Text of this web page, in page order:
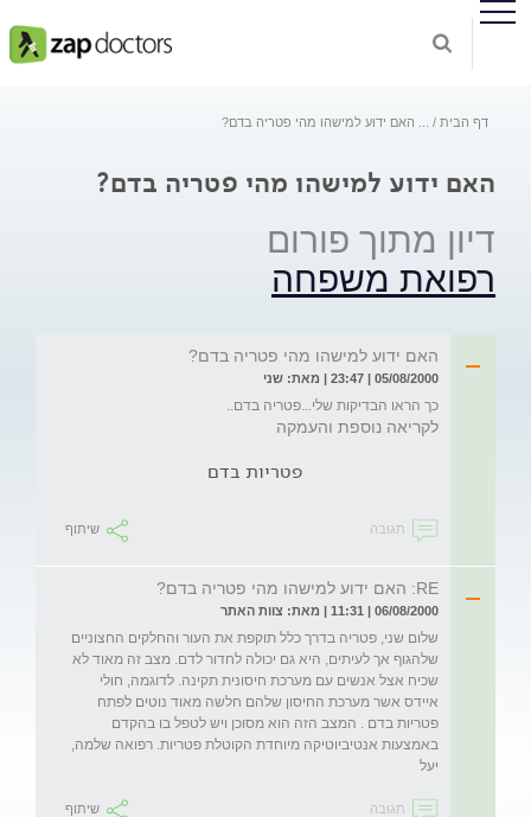
דף הבית האם ידוע למישהו מהי פטריה בדם?
האם ידוע למישהו מהי פטריה בדם?
דיון מתוך פורום
רפואת משפחה
האם ידוע למישהו מהי פטריה בדם?
05/08/2000 | 23:47 | מאת: שני
כך הראו הבדיקות שלי...פטריה בדם..
לקריאה נוספת והעמקה
פטריות בדם
תגובה שיתוף
RE: האם ידוע למישהו מהי פטריה בדם?
06/08/2000 | 11:31 | מאת: צוות האתר
שלום שני, פטריה בדרך כלל תוקפת את העור והחלקים החצוניים
שלהגוף אך לעיתים, היא גם יכולה לחדור לדם. מצב זה מאוד לא
שכיח אצל אנשים עם מערכת חיסונית תקינה. לדוגמה, חולי
איידס אשר מערכת החיסון שלהם חלשה מאוד נוטים לפתח
פטריות בדם . המצב הזה הוא מסוכן ויש לטפל בו בהקדם
באמצעות אנטיביוטיקה מיוחדת הקוטלת פטריות. רפואה שלמה,
יעל
תגובה שיתוף